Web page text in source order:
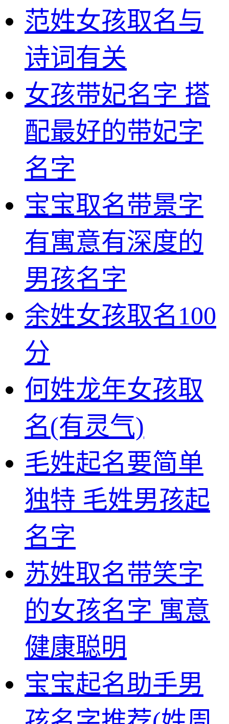
范姓女孩取名与
诗词有关
女孩带妃名字 搭
配最好的带妃字
名字
宝宝取名带景字
有寓意有深度的
男孩名字
余姓女孩取名100
分
何姓龙年女孩取
名(有灵气)
毛姓起名要简单
独特 毛姓男孩起
名字
苏姓取名带笑字
的女孩名字 寓意
健康聪明
宝宝起名助手男